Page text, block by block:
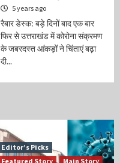
5 years ago
रैबार डेस्क: बड़े दिनों बाद एक बार
फिर से उत्तराखंड में कोरोना संक्रमण
के जबरदस्त आंकड़ों ने चिंताएं बढ़ा
दी...
Editor’s Picks
Featured Story
Main Story